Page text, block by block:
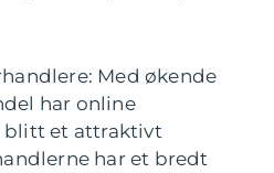
Med økende
har online
et attraktivt
har et bredt